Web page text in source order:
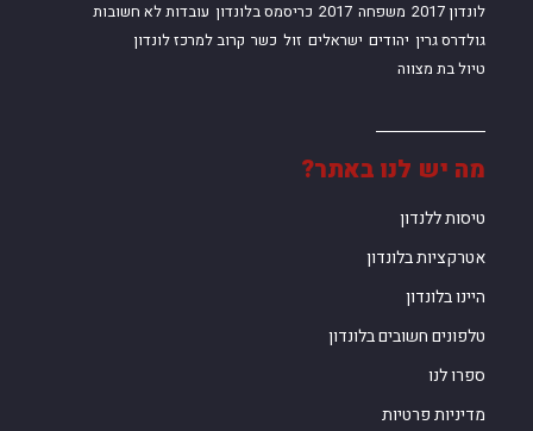
מה יש לנו באתר?
טיסות ללנדון
אטרקציות בלונדון
היינו בלונדון
טלפונים חשובים בלונדון
ספרו לנו
מדיניות פרטיות
לונדון 2017
משפחה 2017 כריסמס בלונדון עובדות לא חשובות
גולדרס גרין יהודים ישראלים זול כשר קרוב למרכז לונדון
טיול בת מצווה